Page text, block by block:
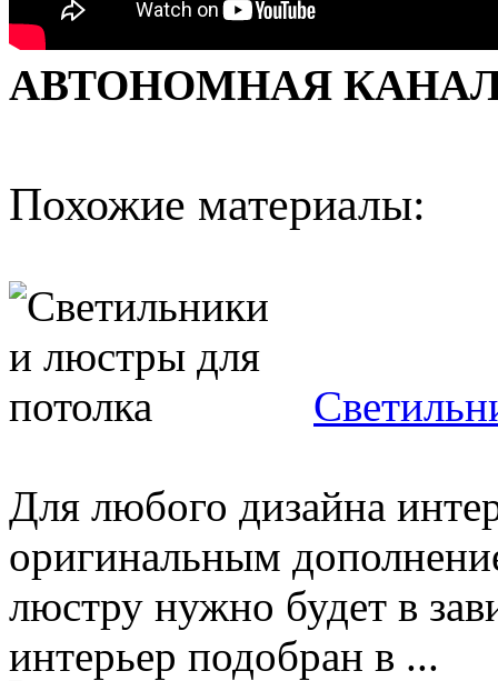
АВТОНОМНАЯ
Похожие материалы:
Для любого дизайна
оригинальным
люстру нужно будет в
интерьер подобран в ...